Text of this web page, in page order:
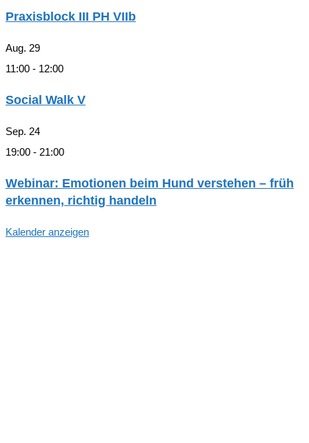
Praxisblock III PH VIIb
Aug. 29
11:00 - 12:00
Social Walk V
Sep. 24
19:00 - 21:00
Webinar: Emotionen beim Hund verstehen – früh
erkennen, richtig handeln
Kalender anzeigen